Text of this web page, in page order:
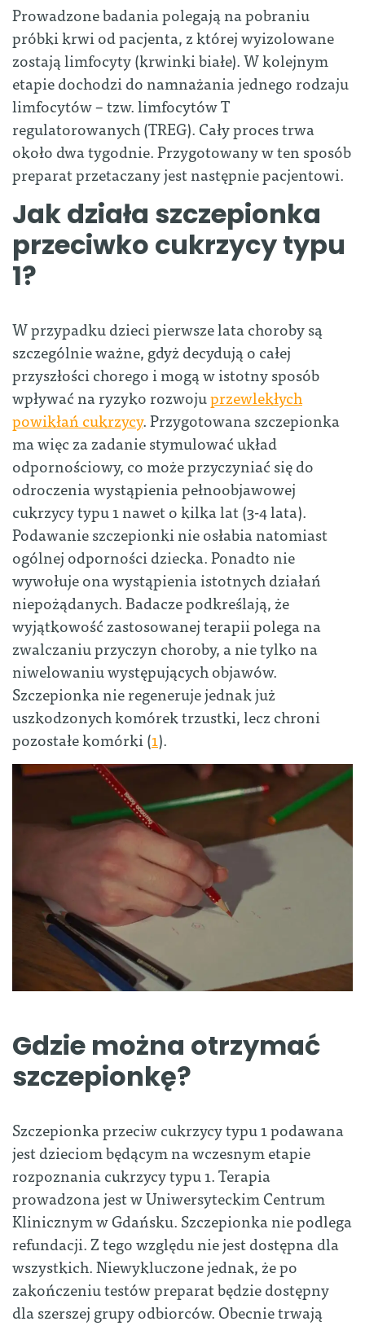
Prowadzone badania polegają na pobraniu
próbki krwi od pacjenta, z której wyizolowane
zostają limfocyty (krwinki białe). W kolejnym
etapie dochodzi do namnażania jednego rodzaju
limfocytów – tzw. limfocytów T
regulatorowanych (TREG). Cały proces trwa
około dwa tygodnie. Przygotowany w ten sposób
preparat przetaczany jest następnie pacjentowi.
Jak działa szczepionka
przeciwko cukrzycy typu
1?
W przypadku dzieci pierwsze lata choroby są
szczególnie ważne, gdyż decydują o całej
przyszłości chorego i mogą w istotny sposób
wpływać na ryzyko rozwojuprzewlekłych
powikłań cukrzycy. Przygotowana szczepionka
ma więc za zadanie stymulować układ
odpornościowy, co może przyczyniać się do
odroczenia wystąpienia pełnoobjawowej
cukrzycy typu 1 nawet o kilka lat (3-4 lata).
Podawanie szczepionki nie osłabia natomiast
ogólnej odporności dziecka. Ponadto nie
wywołuje ona wystąpienia istotnych działań
niepożądanych. Badacze podkreślają, że
wyjątkowość zastosowanej terapii polega na
zwalczaniu przyczyn choroby, a nie tylko na
niwelowaniu występujących objawów.
Szczepionka nie regeneruje jednak już
uszkodzonych komórek trzustki, lecz chroni
pozostałe komórki (1).
Gdzie można otrzymać
szczepionkę?
Szczepionka przeciw cukrzycy typu 1 podawana
jest dzieciom będącym na wczesnym etapie
rozpoznania cukrzycy typu 1. Terapia
prowadzona jest w Uniwersyteckim Centrum
Klinicznym w Gdańsku. Szczepionka nie podlega
refundacji. Z tego względu nie jest dostępna dla
wszystkich. Niewykluczone jednak, że po
zakończeniu testów preparat będzie dostępny
dla szerszej grupy odbiorców. Obecnie trwają